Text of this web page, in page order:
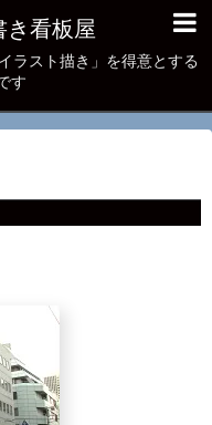
き看板屋
ラスト描き」を得意とする
す